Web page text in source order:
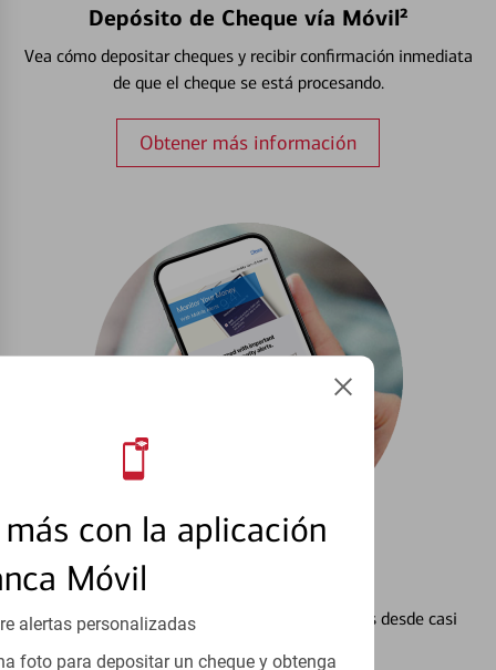
con la aplicación
Móvil
alertas personalizadas
foto para depositar un cheque y obtenga
Depósito de Cheque vía Móvil²
Vea cómo depositar cheques y recibir confirmación inmediata
de que el cheque se está procesando.
Obtener más información
Vea cómo mantener el control de sus finanzas desde casi